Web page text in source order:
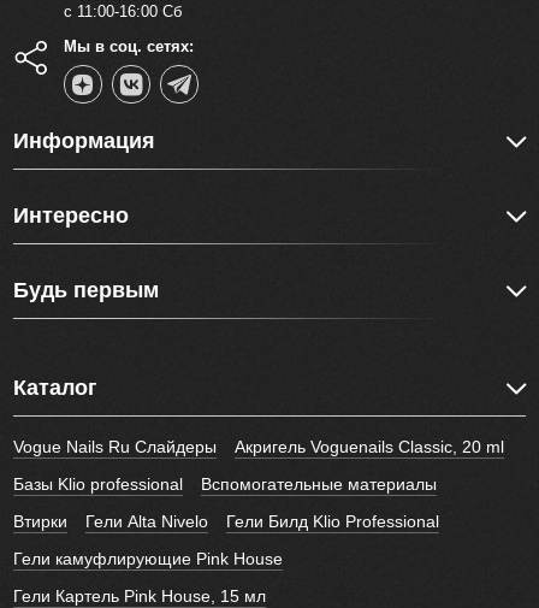
с 11:00-16:00 Сб
Мы в соц. сетях:
Информация
Интересно
Будь первым
Каталог
Vogue Nails Ru Слайдеры
Акригель Voguenails Classic, 20 ml
Базы Klio professional
Вспомогательные материалы
Втирки
Гели Alta Nivelo
Гели Билд Klio Professional
Гели камуфлирующие Pink House
Гели Картель Pink House, 15 мл